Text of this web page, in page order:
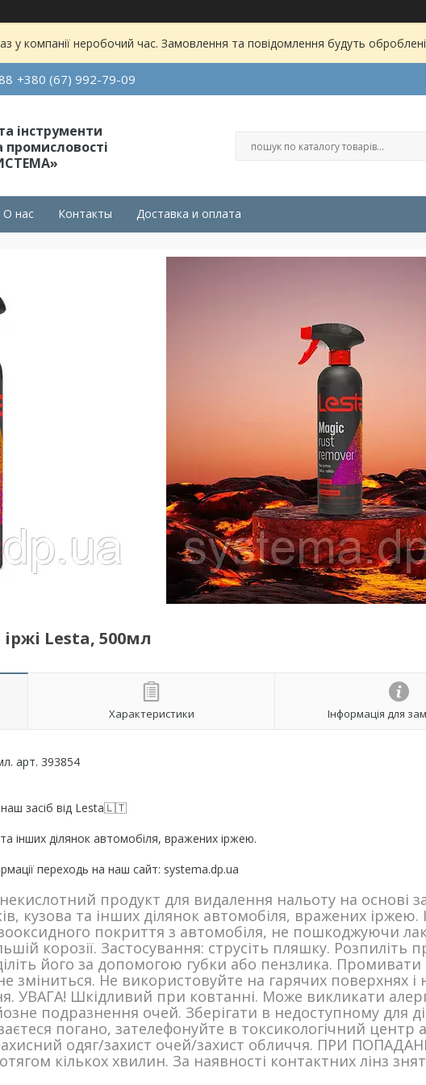
у компанії неробочий час. Замовлення та повідомлення будуть
+380 (67) 992-79-09
інструменти
О нас Контакты Доставка и оплата
Lesta, 500мл
Характеристики Інформація для
арт. 393854
засіб від Lesta🇱🇹
інших ділянок автомобіля, вражених іржею.
переходь на наш сайт: systema.dp.ua
продукт для видалення нальоту на основі
кузова та інших ділянок автомобіля, вражених іржею.
покриття з автомобіля, не пошкоджуючи
корозії. Застосування: струсіть пляшку. Розпиліть
його за допомогою губки або пензлика. Промивати
зміниться. Не використовуйте на гарячих поверхнях і
УВАГА! Шкідливий при ковтанні. Може викликати
подразнення очей. Зберігати в недоступному для
погано, зателефонуйте в токсикологічний центр
одяг/захист очей/захист обличчя. ПРИ
кількох хвилин. За наявності контактних лінз